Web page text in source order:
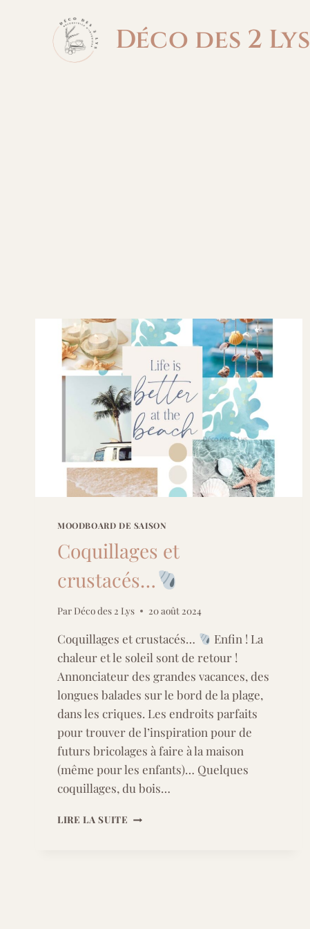
Déco des 2 Lys
MOODBOARD DE SAISON
Coquillages et
crustacés…
Par Déco des 2 Lys 20 août 2024
Coquillages et crustacés…
Enfin ! La
chaleur et le soleil sont de retour !
Annonciateur des grandes vacances, des
longues balades sur le bord de la plage,
dans les criques. Les endroits parfaits
pour trouver de l’inspiration pour de
futurs bricolages à faire à la maison
(même pour les enfants)… Quelques
coquillages, du bois…
LIRE LA SUITE COQUILLAGES